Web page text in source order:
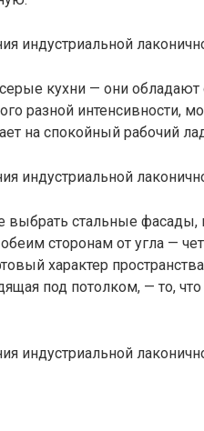
кухни — они обладают
разной интенсивности,
на спокойный рабочий
выбрать стальные фасады,
сторонам от угла —
характер
под потолком, — то,